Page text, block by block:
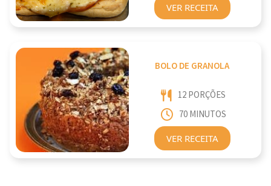
VER RECEITA
BOLO DE GRANOLA
12 PORÇÕES
70 MINUTOS
VER RECEITA